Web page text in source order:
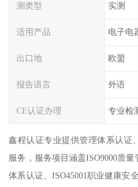
测类型 实测
适用产品 电子电
出口地 欧盟
报告语言 外语
CE认证办理 专业检
鑫程认证专业提供管理体系认证
服务，服务项目涵盖ISO9000质
体系认证、ISO45001职业健康安